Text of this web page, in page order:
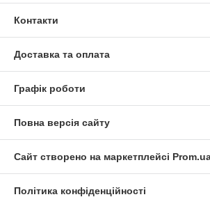
Контакти
Доставка та оплата
Графік роботи
Повна версія сайту
Сайт створено на маркетплейсі
Політика конфіденційності